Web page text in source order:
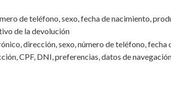
de teléfono, sexo, fecha de nacimiento,
de la devolución
dirección, sexo, número de teléfono, fecha
CPF, DNI, preferencias, datos de